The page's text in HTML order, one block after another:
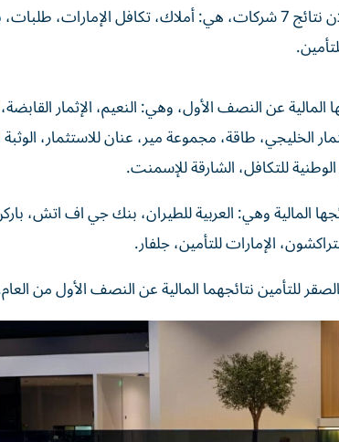
كما تترقب الأسواق يوم الثلاثاء 11 أغسطس إعلان نتائج 7 شركات، هي:
أغسطس، تعلن 17 شركة نتائجها المالية عن النصف الأول، وهي: النعيم،
الخليجي، طاقة، مجموعة مير، عنان للاستثمار، الوثبة
للتكافل، الشارقة للإسمنت.
تعلن 9 شركات نتائجها المالية وهي: العربية للطيران، بنك جي
الإمارات للتأمين، جلفار.